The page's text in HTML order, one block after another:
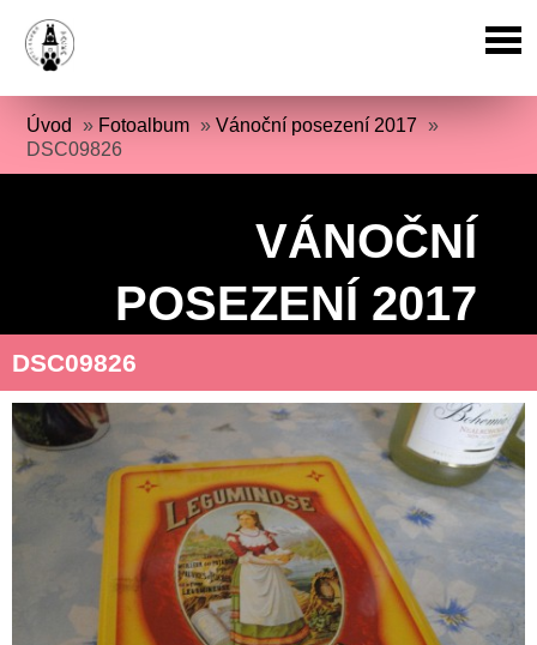
Úvod » Fotoalbum »Vánoční posezení 2017 »
DSC09826
VÁNOČNÍ
POSEZENÍ 2017
DSC09826